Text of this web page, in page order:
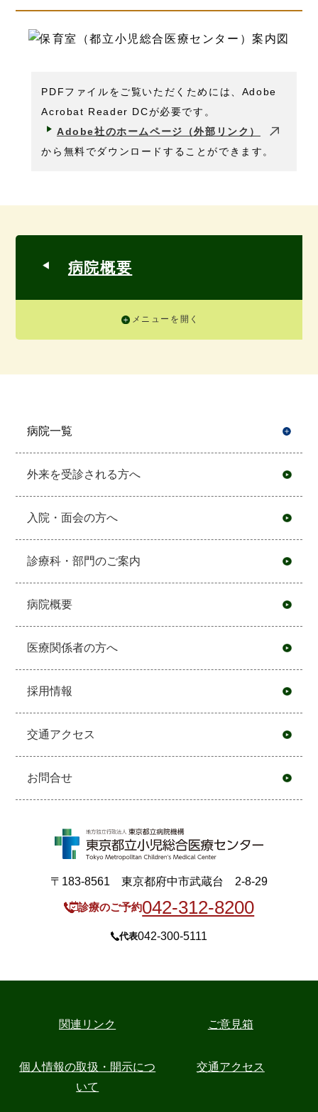
PDFファイルをご覧いただくためには、Adobe
Acrobat Reader DCが必要です。
Adobe社のホームページ（外部リンク）
から無料でダウンロードすることができます。
病院概要
メニューを開く
病院一覧
外来を受診される方へ
入院・面会の方へ
診療科・部門のご案内
病院概要
医療関係者の方へ
採用情報
交通アクセス
お問合せ
〒183-8561 東京都府中市武蔵台 2-8-29
診療のご予約042-312-8200
代表042-300-5111
関連リンク ご意見箱
個人情報の取扱・開示につ
いて
交通アクセス